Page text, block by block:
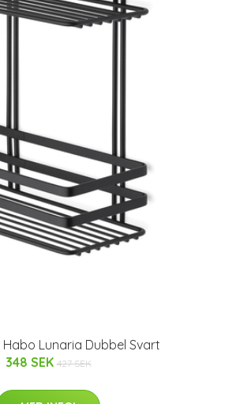
Lunaria Dubbel Svart
348 SEK 427 SEK